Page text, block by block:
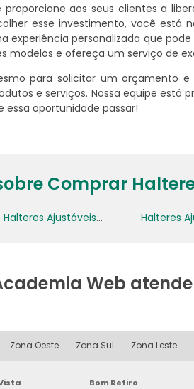
proporcione aos seus clientes a
esse investimento, você está
experiência personalizada que
modelos e ofereça um serviço de
para solicitar um orçamento
e serviços. Nossa equipe está
essa oportunidade passar!
Comprar
Halteres Ajustáveis Para Treino
Web atende
Zona Oeste Zona Sul Zona Leste
Bom Retiro